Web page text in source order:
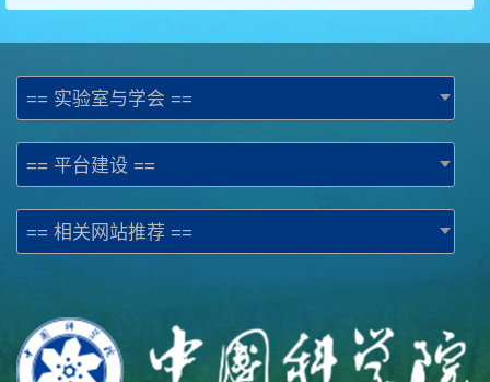
== 实验室与学会 ==
== 平台建设 ==
== 相关网站推荐 ==